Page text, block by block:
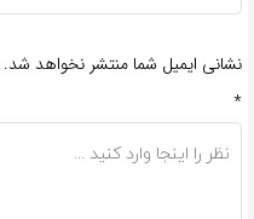
نشانی ایمیل شما منتشر نخواهد شد.
*